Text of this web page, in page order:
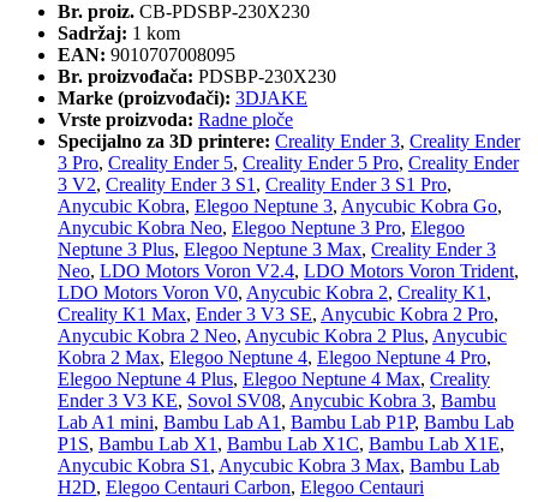
Br. proiz. CB-PDSBP-230X230
Sadržaj: 1 kom
EAN: 9010707008095
Br. proizvođača: PDSBP-230X230
Marke (proizvođači): 3DJAKE
Vrste proizvoda: Radne ploče
Specijalno za 3D printere: Creality Ender 3, Creality Ender
3 Pro, Creality Ender 5, Creality Ender 5 Pro, Creality Ender
3 V2, Creality Ender 3 S1 , Creality Ender 3 S1 Pro,
Anycubic Kobra, Elegoo Neptune 3, Anycubic Kobra Go,
Anycubic Kobra Neo, Elegoo Neptune 3 Pro, Elegoo
Neptune 3 Plus, Elegoo Neptune 3 Max, Creality Ender 3
Neo, LDO Motors Voron V2.4, LDO Motors Voron Trident,
LDO Motors Voron V0, Anycubic Kobra 2, Creality K1 ,
Creality K1 Max, Ender 3 V3 SE, Anycubic Kobra 2 Pro,
Anycubic Kobra 2 Neo, Anycubic Kobra 2 Plus, Anycubic
Kobra 2 Max, Elegoo Neptune 4, Elegoo Neptune 4 Pro,
Elegoo Neptune 4 Plus, Elegoo Neptune 4 Max, Creality
Ender 3 V3 KE, Sovol SV08, Anycubic Kobra 3, Bambu
Lab A1 mini, Bambu Lab A1 , Bambu Lab P1P, Bambu Lab
P1S, Bambu Lab X1 , Bambu Lab X1C, Bambu Lab X1E,
Anycubic Kobra S1 , Anycubic Kobra 3 Max, Bambu Lab
H2D, Elegoo Centauri Carbon, Elegoo Centauri